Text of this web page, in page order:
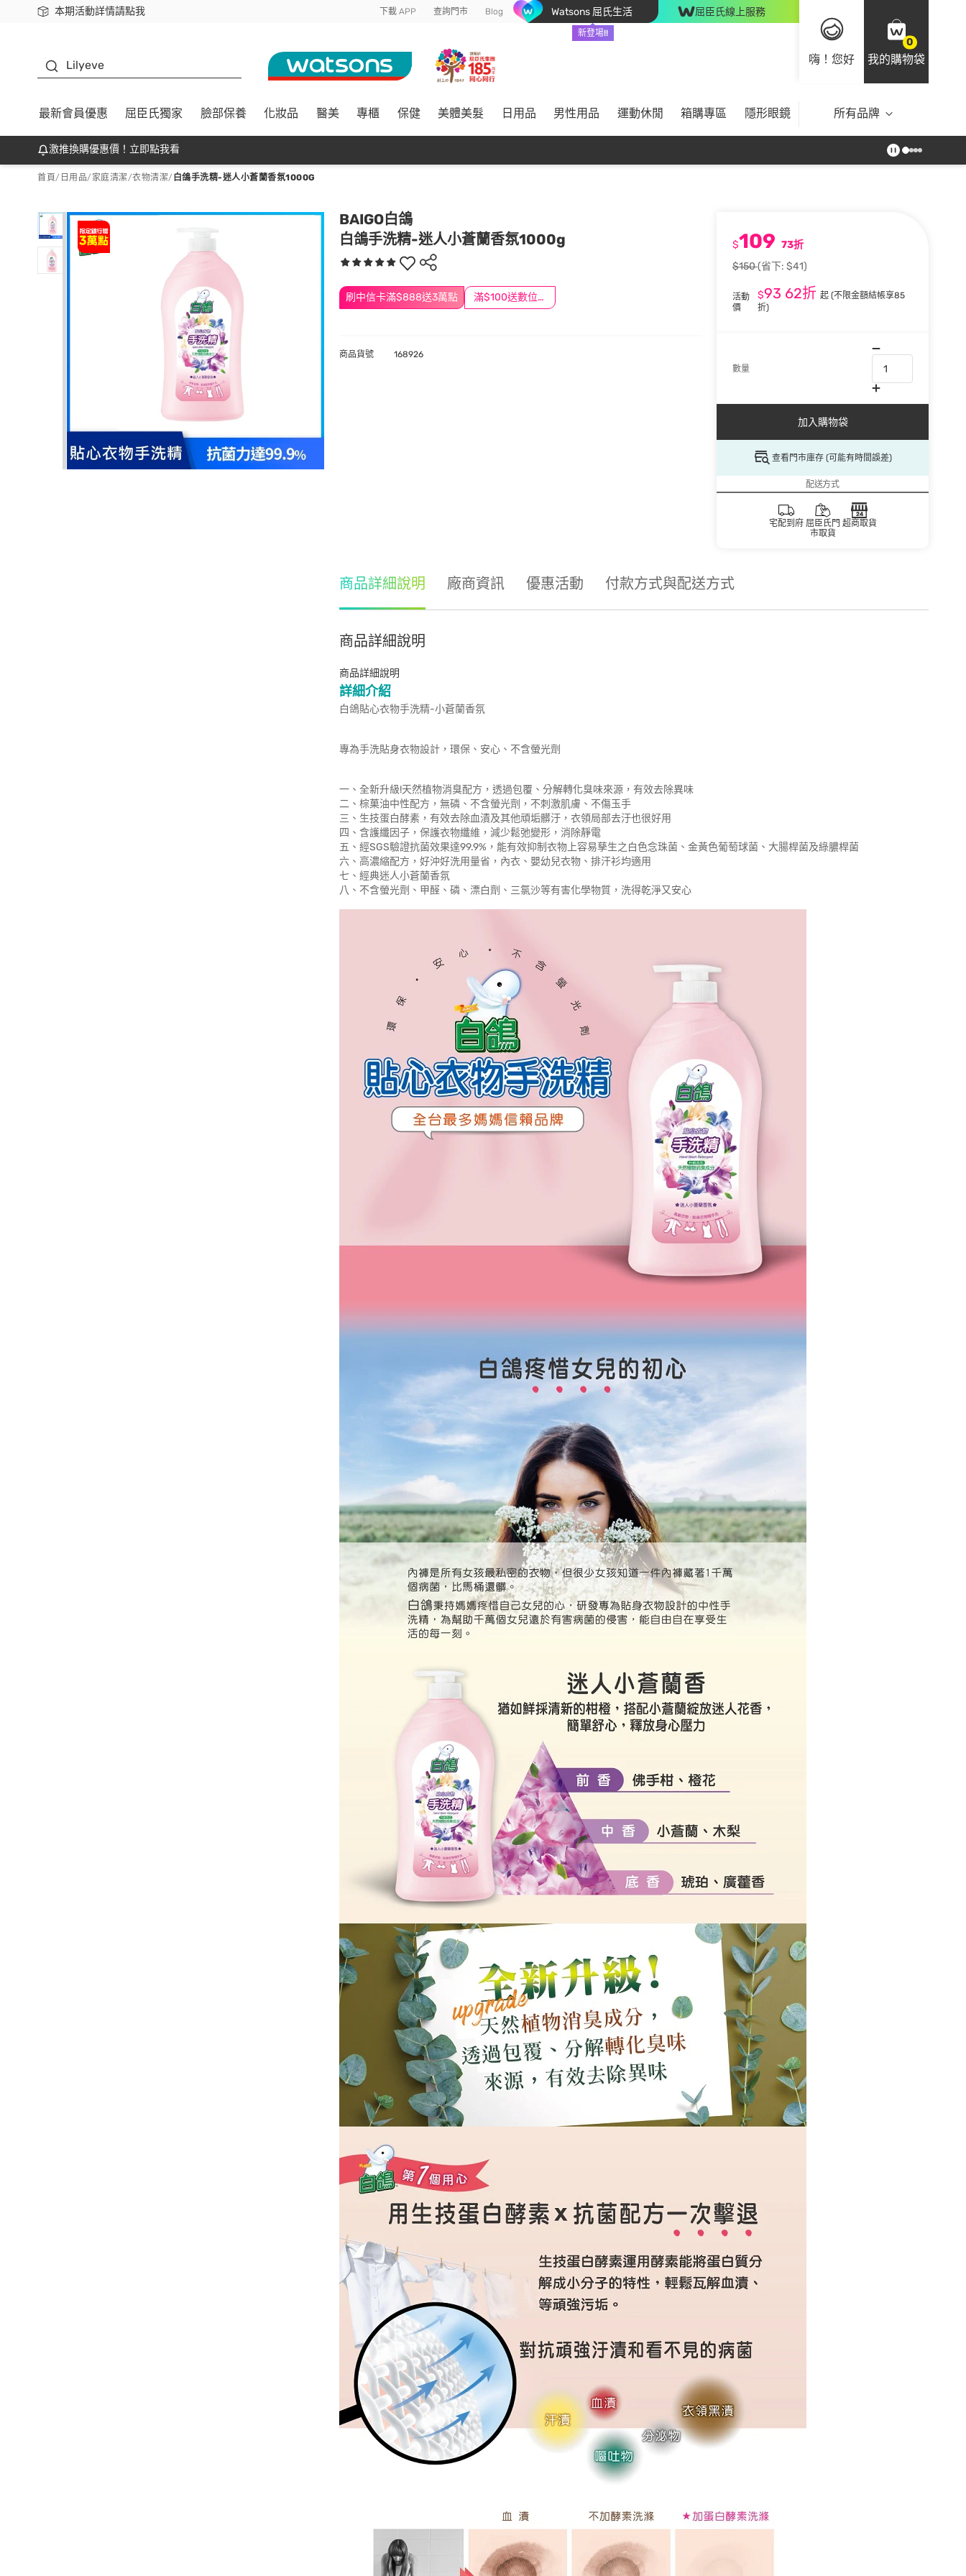
本期活動詳情請點我
下載app最高回饋$350 下載 APP 查詢門市 Blog Watsons 屈氏生活
新登場!!
屈臣氏線上服務
嗨！您好
0
我的購物袋
Lilyeve
最新會員優惠 屈臣氏獨家 臉部保養 化妝品 醫美 專櫃 保健 美體美髮 日用品 男性用品 運動休閒 箱購專區 隱形眼鏡 所有品牌
激推換購優惠價！立即點我看
首頁/ 日用品/ 家庭清潔/衣物清潔/ 白鴿手洗精-迷人小蒼蘭香氛1000G
BAIGO白鴿
白鴿手洗精-迷人小蒼蘭香氛1000g
刷中信卡滿$888送3萬點 滿$100送數位印花
$109 73折
$150(省下: $41)
活動
價
$93 62折起(不限金額結帳享85
折)
數量
加入購物袋
查看門市庫存 (可能有時間誤差)
配送方式
宅配到府 屈臣氏門
市取貨
超商取貨
商品貨號 168926
商品詳細說明 廠商資訊 優惠活動 付款方式與配送方式
商品詳細說明
商品詳細說明
詳細介紹
白鴿貼心衣物手洗精-小蒼蘭香氛
專為手洗貼身衣物設計，環保、安心、不含螢光劑
一、全新升級!天然植物消臭配方，透過包覆、分解轉化臭味來源，有效去除異味
二、棕菓油中性配方，無磷、不含螢光劑，不刺激肌膚、不傷玉手
三、生技蛋白酵素，有效去除血漬及其他頑垢髒汙，衣領局部去汙也很好用
四、含護纖因子，保護衣物纖維，減少鬆弛變形，消除靜電
五、經SGS驗證抗菌效果達99.9%，能有效抑制衣物上容易孳生之白色念珠菌、金黃色葡萄球菌、大腸桿菌及綠膿桿菌
六、高濃縮配方，好沖好洗用量省，內衣、嬰幼兒衣物、排汗衫均適用
七、經典迷人小蒼蘭香氛
八、不含螢光劑、甲醛、磷、漂白劑、三氯沙等有害化學物質，洗得乾淨又安心